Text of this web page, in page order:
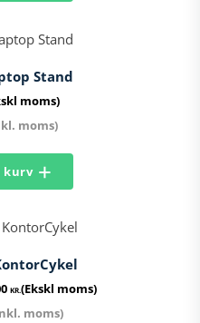
Stand
moms)
moms)
kurv
KR.Den
aktuelle
(Ekskl moms)
moms)